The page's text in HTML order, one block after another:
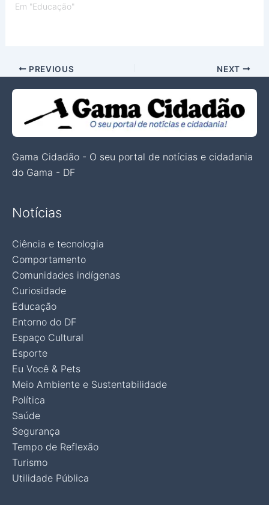
Em "Educação"
PREVIOUS NEXT
Gama Cidadão - O seu portal de notícias e cidadania
do Gama - DF
Notícias
Ciência e tecnologia
Comportamento
Comunidades indígenas
Curiosidade
Educação
Entorno do DF
Espaço Cultural
Esporte
Eu Você & Pets
Meio Ambiente e Sustentabilidade
Política
Saúde
Segurança
Tempo de Reflexão
Turismo
Utilidade Pública